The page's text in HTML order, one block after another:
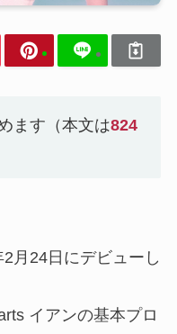
ます（本文は824
月24日にデビューし
イアンの基本プロ